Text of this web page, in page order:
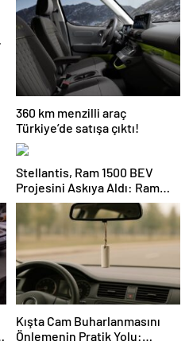
360 km menzilli araç
Türkiye’de satışa çıktı!
Stellantis, Ram 1500 BEV
Projesini Askıya Aldı: Ram
1500 REV ve Hibrit Yol
Haritası
Kışta Cam Buharlanmasını
Önlemenin Pratik Yolu: